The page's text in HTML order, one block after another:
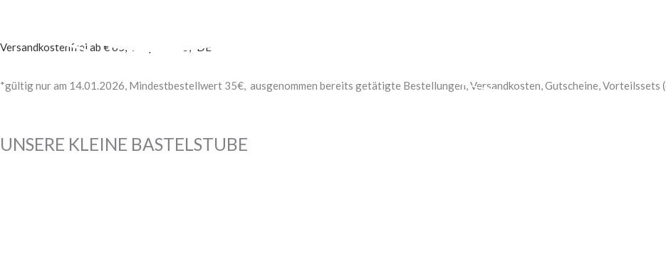
springen
Versandkostenfrei ab € 65,- AT | ab € 75,- DE
*gültig nur am 14.01.2026, Mindestbestellwert 35€, ausgenommen bereits getätigte Bestellungen, Versandkosten, Gutscheine, Vorteilssets
UNSERE KLEINE BASTELSTUBE